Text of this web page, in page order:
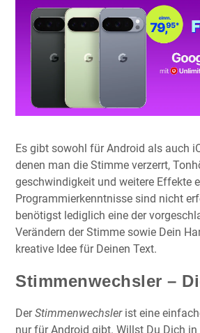
Es gibt sowohl für Android als auch
denen man die Stimme verzerrt,
geschwindigkeit und weitere Effekte
Programmierkenntnisse sind nicht
benötigst lediglich eine der
Verändern der Stimme sowie Dein
kreative Idee für Deinen Text.
Stimmenwechsler –
DerStimmenwechslerist eine
nur für Android gibt. Willst Du Dich